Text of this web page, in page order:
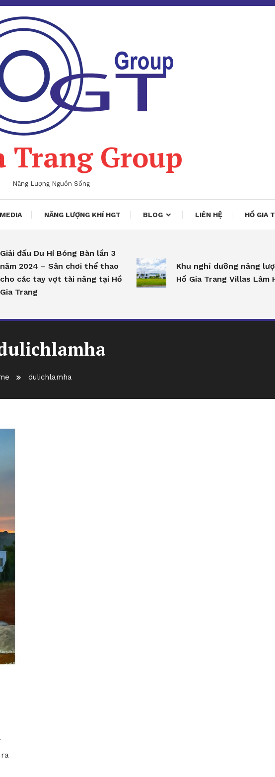
Trang Group
Năng Lượng Nguồn Sống
NĂNG LƯỢNG KHÍ HGT BLOG LIÊN HỆ HỒ GIA
Giải đấu Du Hí Bóng Bàn lần 3
năm 2024 – Sân chơi thể thao
cho các tay vợt tài năng tại Hồ
Gia Trang
Khu nghỉ dưỡng năng
Hồ Gia Trang Villas Lâm
dulichlamha